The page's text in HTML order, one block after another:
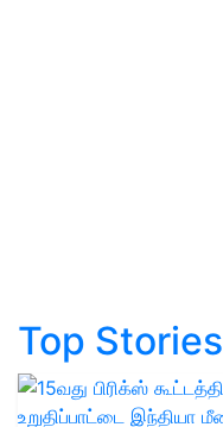
Top Stories